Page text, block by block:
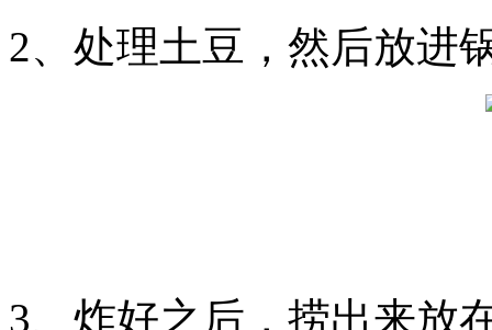
2、处理土豆，然后放进
3、炸好之后，捞出来放